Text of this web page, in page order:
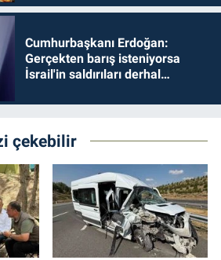
Cumhurbaşkanı Erdoğan:
Gerçekten barış isteniyorsa
İsrail'in saldırıları derhal
çekebilir